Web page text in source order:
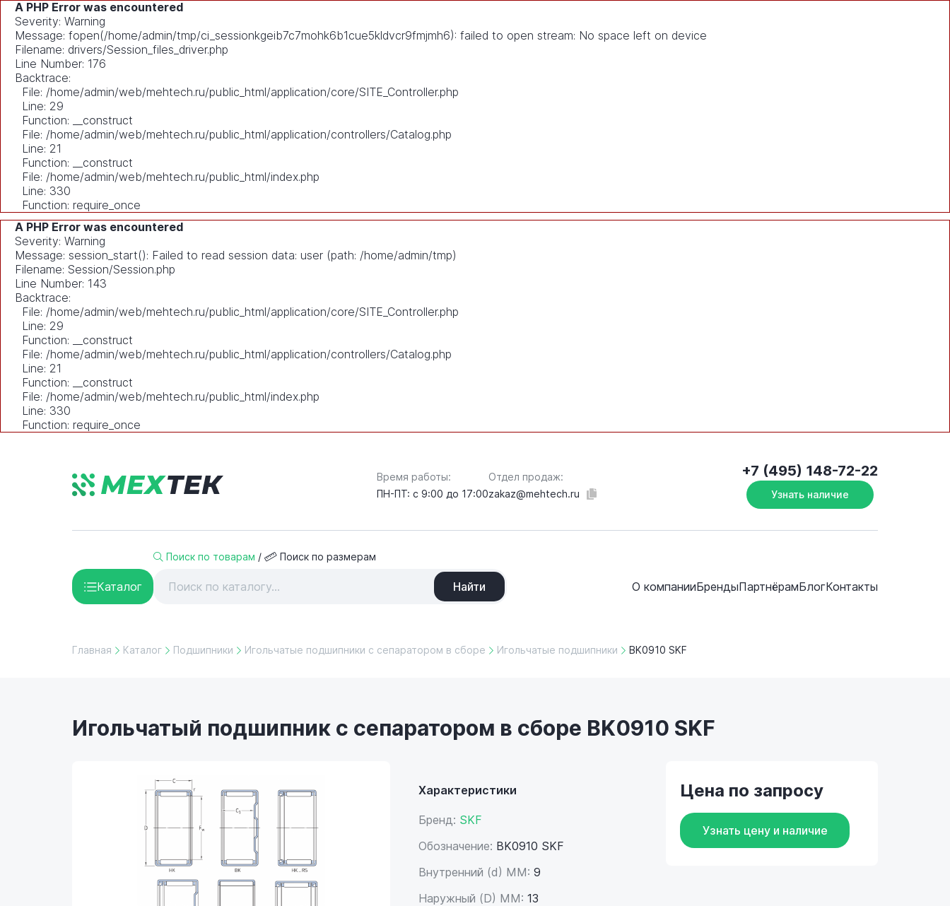
A PHP Error was encountered
Severity: Warning
Message: fopen(/home/admin/tmp/ci_sessionkgeib7c7mohk6b1cue5kldvcr9fmjmh6): failed to open stream: No space left on device
Filename: drivers/Session_files_driver.php
Line Number: 176
Backtrace:
File: /home/admin/web/mehtech.ru/public_html/application/core/SITE_Controller.php
Line: 29
Function: __construct
File: /home/admin/web/mehtech.ru/public_html/application/controllers/Catalog.php
Line: 21
Function: __construct
File: /home/admin/web/mehtech.ru/public_html/index.php
Line: 330
Function: require_once
A PHP Error was encountered
Severity: Warning
Message: session_start(): Failed to read session data: user (path: /home/admin/tmp)
Filename: Session/Session.php
Line Number: 143
Backtrace:
File: /home/admin/web/mehtech.ru/public_html/application/core/SITE_Controller.php
Line: 29
Function: __construct
File: /home/admin/web/mehtech.ru/public_html/application/controllers/Catalog.php
Line: 21
Function: __construct
File: /home/admin/web/mehtech.ru/public_html/index.php
Line: 330
Function: require_once
Время работы:
ПН-ПТ: с 9:00 до 17:00
Отдел продаж:
zakaz@mehtech.ru
+7 (495) 148-72-22
Узнать наличие
Каталог
Поиск по товарам / Поиск по размерам
Найти О компанииБрендыПартнёрамБлогКонтакты
Главная Каталог Подшипники Игольчатые подшипники с сепаратором в сборе Игольчатые подшипники BK0910 SKF
Игольчатый подшипник с сепаратором в сборе BK0910 SKF
Характеристики
Бренд: SKF
Обозначение: BK0910 SKF
Внутренний (d) ММ: 9
Наружный (D) ММ: 13
Цена по запросу
Узнать цену и наличие